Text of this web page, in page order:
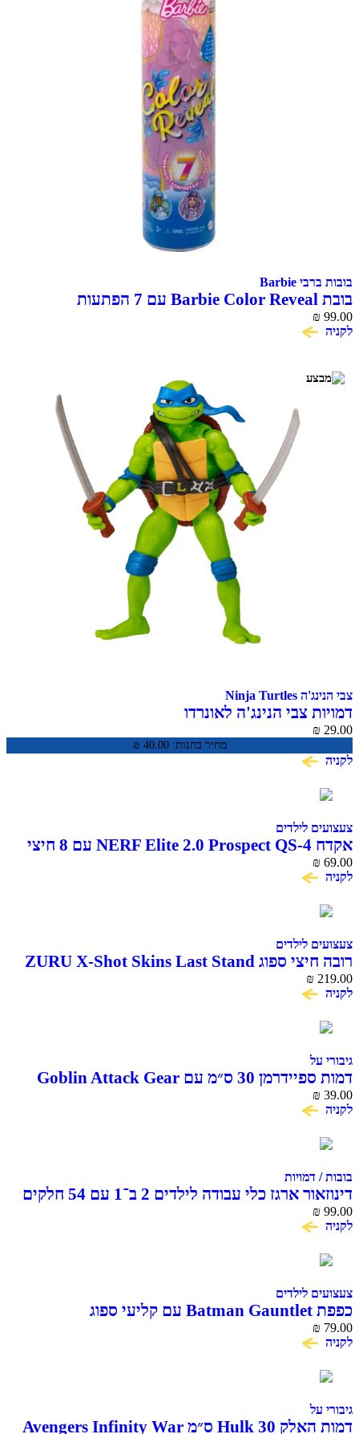
בובות ברבי Barbie
בובת Barbie Color Reveal עם 7 הפתעות
₪ 99.00
לקניה
צבי הנינג'ה Ninja Turtles
דמויות צבי הנינג'ה לאונרדו
מחיר בחנות: ₪ 40.00
₪ 29.00
לקניה
צעצועים לילדים
אקדח NERF Elite 2.0 Prospect QS-4 עם 8 חיצי
ספוג ₪ 69.00
לקניה
צעצועים לילדים
רובה חיצי ספוג ZURU X-Shot Skins Last Stand
Beast Mode
₪ 219.00
לקניה
גיבורי על
דמות ספיידרמן 30 ס״מ עם Goblin Attack Gear
Titan Hero Series
₪ 39.00
לקניה
בובות / דמויות
דינוזאור ארגז כלי עבודה לילדים 2 ב־1 עם 54 חלקים
₪ 99.00
לקניה
צעצועים לילדים
כפפת Batman Gauntlet עם קליעי ספוג
₪ 79.00
לקניה
גיבורי על
דמות האלק Hulk 30 ס״מ Avengers Infinity War